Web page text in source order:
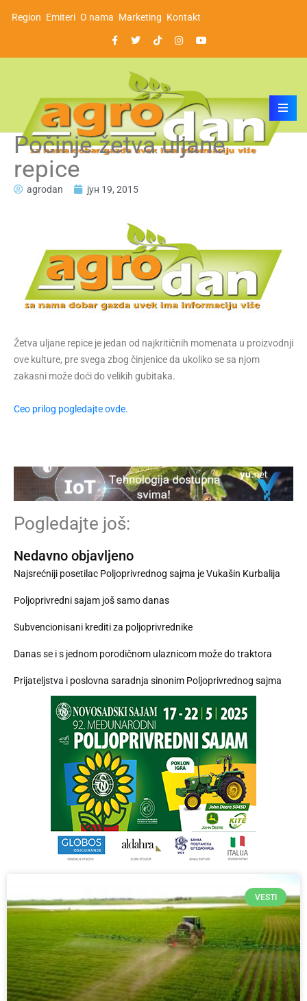
Region Emiteri O nama Marketing Kontakt
Počinje žetva uljane
repice
agrodan јун 19, 2015
Žetva uljane repice je jedan od najkritičnih momenata u proizvodnji
ove kulture, pre svega zbog činjenice da ukoliko se sa njom
zakasni može doći do velikih gubitaka.
Ceo prilog pogledajte ovde.
Pogledajte još:
Nedavno objavljeno
Najsrećniji posetilac Poljoprivrednog sajma je Vukašin Kurbalija
Poljoprivredni sajam još samo danas
Subvencionisani krediti za poljoprivrednike
Danas se i s jednom porodičnom ulaznicom može do traktora
Prijateljstva i poslovna saradnja sinonim Poljoprivrednog sajma
VESTI